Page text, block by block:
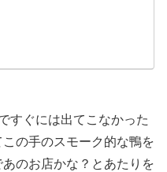
すぐには出てこなかった
の手のスモーク的な鴨を
のお店かな？とあたりを